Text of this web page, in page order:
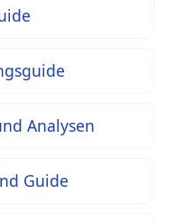
Analysen
Guide